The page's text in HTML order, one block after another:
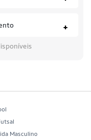
para exercícios
Puxadores
+
Masculino